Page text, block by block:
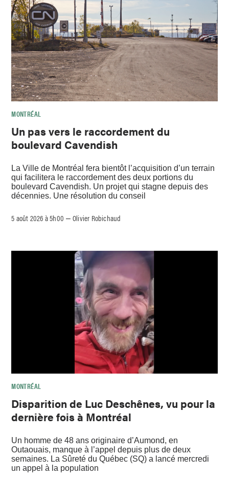
MONTRÉAL
Un pas vers le raccordement du
boulevard Cavendish
La Ville de Montréal fera bientôt l’acquisition d’un terrain
qui facilitera le raccordement des deux portions du
boulevard Cavendish. Un projet qui stagne depuis des
décennies. Une résolution du conseil
5 août 2026 à 5h00 –Olivier Robichaud
MONTRÉAL
Disparition de Luc Deschênes, vu pour la
dernière fois à Montréal
Un homme de 48 ans originaire d’Aumond, en
Outaouais, manque à l’appel depuis plus de deux
semaines. La Sûreté du Québec (SQ) a lancé mercredi
un appel à la population